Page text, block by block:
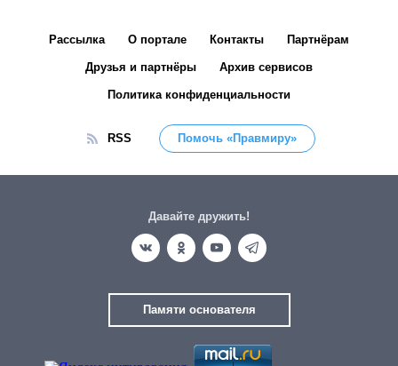
Рассылка О портале Контакты Партнёрам
Друзья и партнёры Архив сервисов
Политика конфиденциальности
RSS Помочь «Правмиру»
Давайте дружить!
Памяти основателя